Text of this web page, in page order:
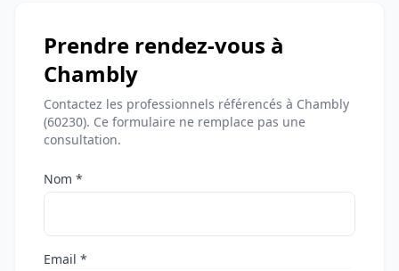
Prendre rendez-vous à
Chambly
Contactez les professionnels référencés à Chambly
(60230). Ce formulaire ne remplace pas une
consultation.
Nom *
Email *